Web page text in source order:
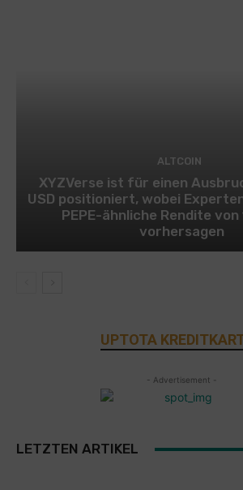
ALTCOIN
XYZVerse ist für einen
USD positioniert, wobei
PEPE-ähnliche Rendite von
vorhersagen
UPTOTA
- Advertisement -
LETZTEN ARTIKEL